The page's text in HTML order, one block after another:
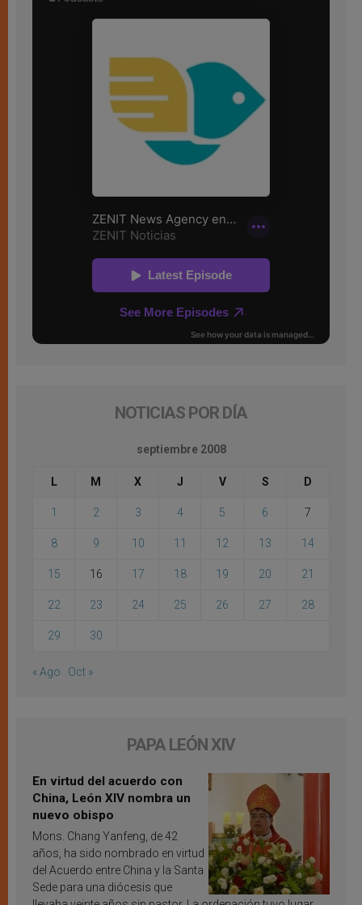
NOTICIAS POR DÍA
septiembre 2008
L M X J V S D
1 2 3 4 5 6 7
8 9 10 11 12 13 14
15 16 17 18 19 20 21
22 23 24 25 26 27 28
29 30
« Ago Oct »
PAPA LEÓN XIV
En virtud del acuerdo con
China, León XIV nombra un
nuevo obispo
Mons. Chang Yanfeng, de 42
años, ha sido nombrado en virtud
del Acuerdo entre China y la Santa
Sede para una diócesis que